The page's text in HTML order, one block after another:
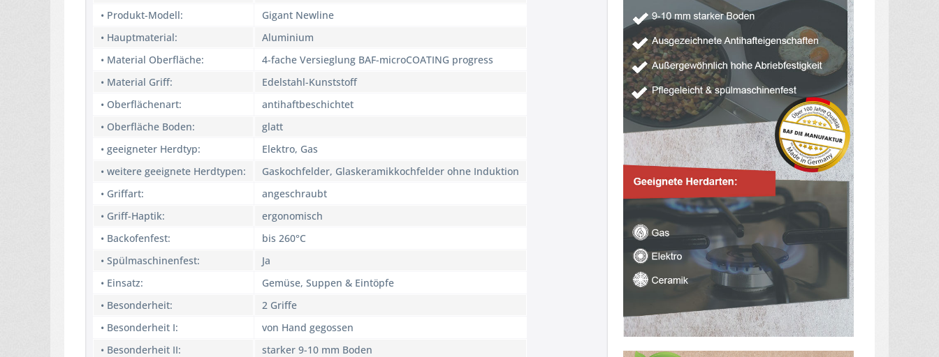
• Produkt-Modell:
Gigant Newline
• Hauptmaterial:
Aluminium
• Material Oberfläche:
4-fache Versieglung BAF-microCOATING progress
• Material Griff:
Edelstahl-Kunststoff
• Oberflächenart:
antihaftbeschichtet
• Oberfläche Boden:
glatt
• geeigneter Herdtyp:
Elektro, Gas
• weitere geeignete Herdtypen:
Gaskochfelder, Glaskeramikkochfelder ohne Induktion
• Griffart:
angeschraubt
• Griff-Haptik:
ergonomisch
• Backofenfest:
bis 260°C
• Spülmaschinenfest:
Ja
• Einsatz:
Gemüse, Suppen & Eintöpfe
• Besonderheit:
2 Griffe
• Besonderheit I:
von Hand gegossen
• Besonderheit II:
starker 9-10 mm Boden